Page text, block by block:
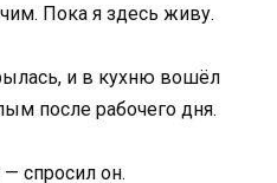
Пока я здесь живу.
и в кухню вошёл
после рабочего дня.
спросил он.